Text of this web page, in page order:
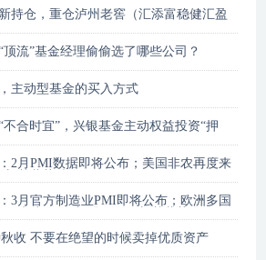
持仓，重仓泸州老窖（汇添富稳健汇盈
流”基金经理偷偷选了哪些公司？
主动型基金的买入方式
合时宜”，兴银基金主动权益投资“押
2月PMI数据即将公布；美国非农再度来
3月官方制造业PMI即将公布；欧洲多国
收 不要在绝望的时候卖掉优质资产